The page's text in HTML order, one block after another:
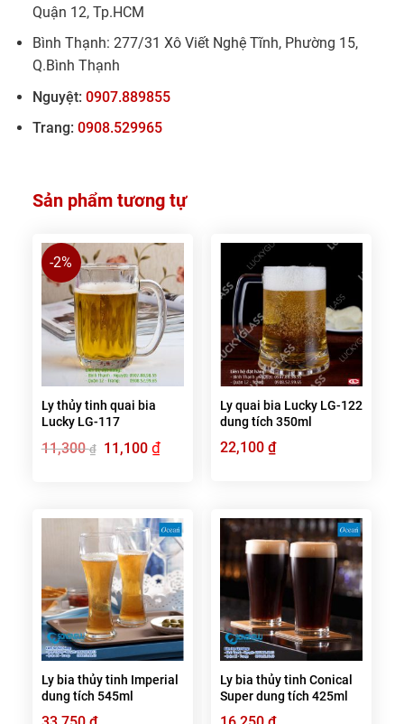
Quận 12, Tp.HCM
Bình Thạnh: 277/31 Xô Viết Nghệ Tĩnh, Phường 15,
Q.Bình Thạnh
Nguyệt: 0907.889855
Trang: 0908.529965
Sản phẩm tương tự
-2%
Ly thủy tinh quai bia
Lucky LG-117
11,300₫
Giá
gốc
11,100 ₫Giá
hiện
Ly quai bia Lucky LG-122
dung tích 350ml
22,100 ₫
Ly bia thủy tinh Imperial
dung tích 545ml
Ly bia thủy tinh Conical
Super dung tích 425ml